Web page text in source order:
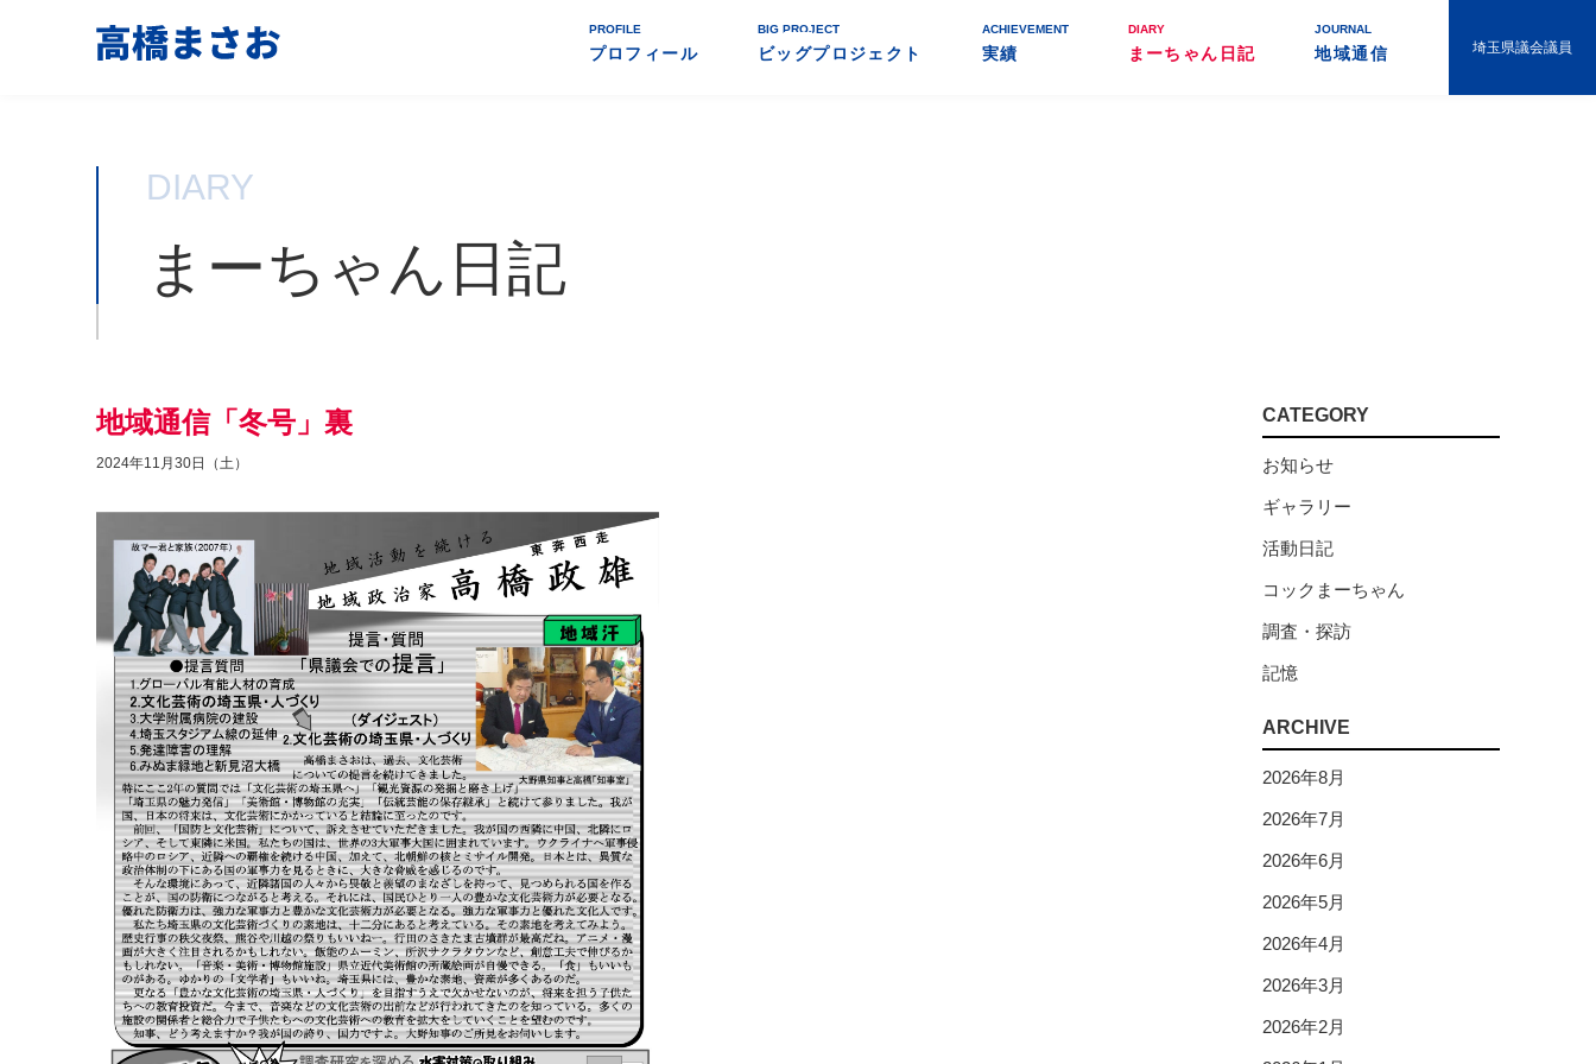
PROFILE
プロフィール
BIG PROJECT
ビッグプロジェクト
ACHIEVEMENT
実績
DIARY
まーちゃん日記
JOURNAL
地域通信 埼玉県議会議員
DIARY
まーちゃん日記
地域通信「冬号」裏
2024年11月30日（土）
CATEGORY
お知らせ
ギャラリー
活動日記
コックまーちゃん
調査・探訪
記憶
ARCHIVE
2026年8月
2026年7月
2026年6月
2026年5月
2026年4月
2026年3月
2026年2月